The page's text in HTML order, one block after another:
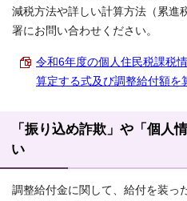
減税方法や詳しい計算方法（累進
署にお問い合わせください。
令和6年度の個人住民税課税
算定する式及び調整給付額を
「振り込め詐欺」や「個人
い
調整給付金に関して、給付を装っ